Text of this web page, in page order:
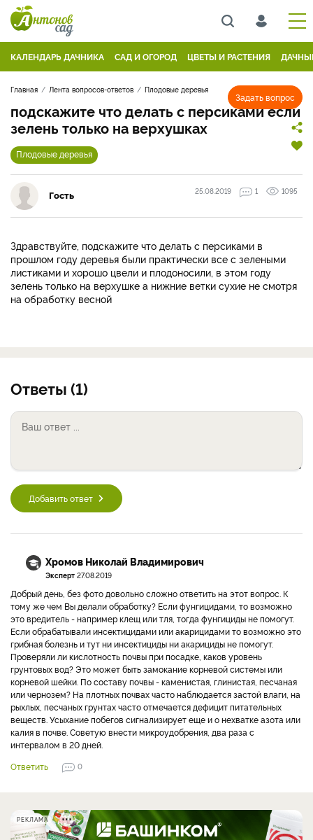
КАЛЕНДАРЬ ДАЧНИКА САД И ОГОРОД ЦВЕТЫ И РАСТЕНИЯ
Задать вопрос
Главная Лента вопросов-ответов Плодовые деревья
подскажите что делать с персиками если
зелень только на верхушках
Плодовые деревья
Гость 25.08.2019 1 1095
Здравствуйте, подскажите что делать с персиками в
прошлом году деревья были практически все с зелеными
листиками и хорошо цвели и плодоносили, в этом году
зелень только на верхушке а нижние ветки сухие не смотря
на обработку весной
Ответы (1)
Добавить ответ
Хромов Николай Владимирович
Эксперт 27.08.2019
Добрый день, без фото довольно сложно ответить на этот вопрос. К
тому же чем Вы делали обработку? Если фунгицидами, то возможно
это вредитель - например клещ или тля, тогда фунгициды не помогут.
Если обрабатывали инсектицидами или акарицидами то возможно это
грибная болезнь и тут ни инсектициды ни акарициды не помогут.
Проверяли ли кислотность почвы при посадке, каков уровень
грунтовых вод? Это может быть замокание корневой системы или
корневой шейки. По составу почвы - каменистая, глинистая, песчаная
или чернозем? На плотных почвах часто наблюдается застой влаги, на
рыхлых, песчаных грунтах часто отмечается дефицит питательных
веществ. Усыхание побегов сигнализирует еще и о нехватке азота или
калия в почве. Советую внести микроудобрения, два раза с
интервалом в 20 дней.
Ответить
0
РЕКЛАМА